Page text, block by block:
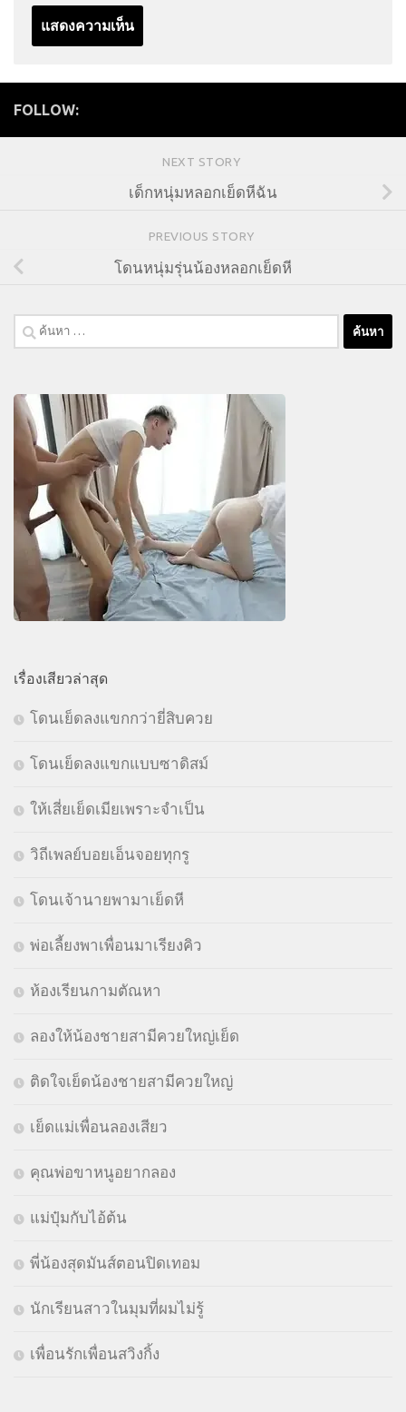
FOLLOW:
NEXT STORY
เด็กหนุ่มหลอกเย็ดหีฉัน
PREVIOUS STORY
โดนหนุ่มรุ่นน้องหลอกเย็ดหี
ค้นหา
สำหรับ:
เรื่องเสียวล่าสุด
โดนเย็ดลงแขกกว่ายี่สิบควย
โดนเย็ดลงแขกแบบซาดิสม์
ให้เสี่ยเย็ดเมียเพราะจำเป็น
วิถีเพลย์บอยเอ็นจอยทุกรู
โดนเจ้านายพามาเย็ดหี
พ่อเลี้ยงพาเพื่อนมาเรียงคิว
ห้องเรียนกามตัณหา
ลองให้น้องชายสามีควยใหญ่เย็ด
ติดใจเย็ดน้องชายสามีควยใหญ่
เย็ดแม่เพื่อนลองเสียว
คุณพ่อขาหนูอยากลอง
แม่ปุ๋มกับไอ้ต้น
พี่น้องสุดมันส์ตอนปิดเทอม
นักเรียนสาวในมุมที่ผมไม่รู้
เพื่อนรักเพื่อนสวิงกิ้ง